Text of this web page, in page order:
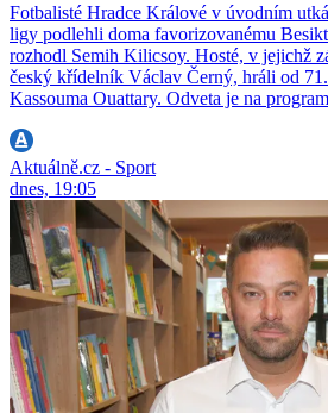
Fotbalisté Hradce Králové v úvodním
ligy podlehli doma favorizovanému
rozhodl Semih Kilicsoy. Hosté, v jejichž
český křídelník Václav Černý, hráli od
Kassouma Ouattary. Odveta je na
Aktuálně.cz - Sport
dnes, 19:05